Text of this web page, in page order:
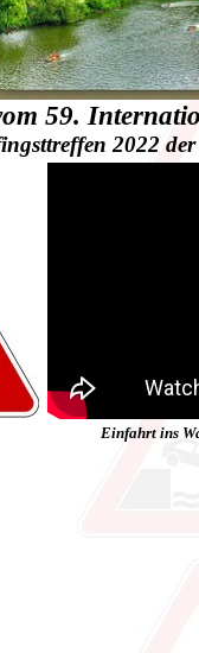
59.
2022
Einfahrt ins